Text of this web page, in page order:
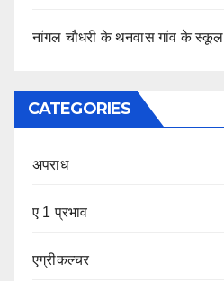
नांगल चौधरी के थनवास गांव के स्कूल
CATEGORIES
अपराध
ए 1 प्रभाव
एग्रीकल्चर